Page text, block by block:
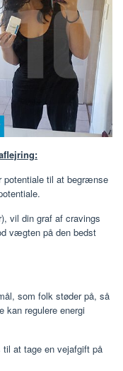
potentiale til at begrænse
vil din graf af cravings
vægten på den bedst
som folk støder på, så
kan regulere energi
at tage en vejafgift på